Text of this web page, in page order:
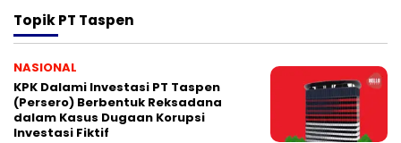
TopikPT Taspen
NASIONAL
KPK Dalami Investasi PT Taspen
(Persero) Berbentuk Reksadana
dalam Kasus Dugaan Korupsi
Investasi Fiktif